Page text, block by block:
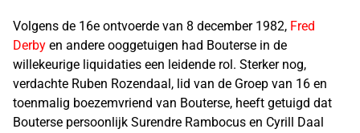
Volgens de 16e ontvoerde van 8 december 1982, Fred
Derby en andere ooggetuigen had Bouterse in de
willekeurige liquidaties een leidende rol. Sterker nog,
verdachte Ruben Rozendaal, lid van de Groep van 16 en
toenmalig boezemvriend van Bouterse, heeft getuigd dat
Bouterse persoonlijk Surendre Rambocus en Cyrill Daal